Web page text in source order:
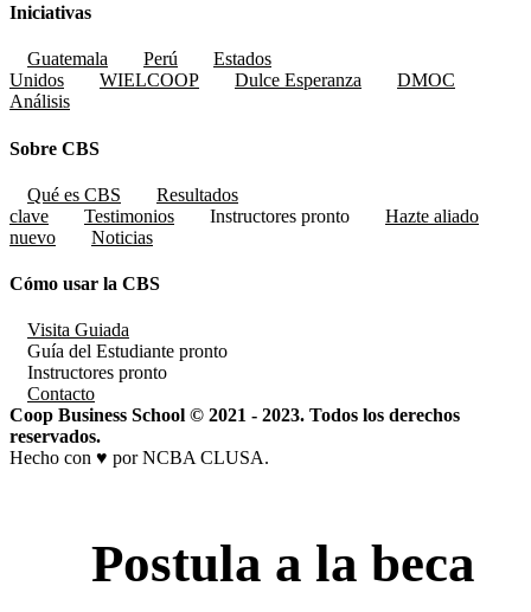
Iniciativas
Guatemala Perú
Estados
Unidos
WIELCOOP Dulce Esperanza
DMOC
Análisis
Sobre CBS
Qué es CBS
Resultados
clave
Testimonios Instructores pronto
Hazte aliado
nuevo
Noticias
Cómo usar la CBS
Visita Guiada
Guía del Estudiante pronto
Instructores pronto
Contacto
Coop Business School © 2021 - 2023. Todos los derechos
reservados.
Hecho con ♥ por NCBA CLUSA.
Postula a la beca